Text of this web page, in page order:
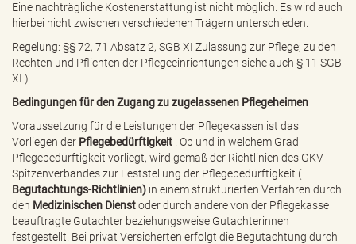
Eine nachträgliche Kostenerstattung ist nicht möglich. Es wird auch
hierbei nicht zwischen verschiedenen Trägern unterschieden.
Regelung: §§ 72, 71 Absatz 2, SGB XI Zulassung zur Pflege; zu den
Rechten und Pflichten der Pflegeeinrichtungen siehe auch § 11 SGB
XI )
Bedingungen für den Zugang zu zugelassenen Pflegeheimen
Voraussetzung für die Leistungen der Pflegekassen ist das
Vorliegen der Pflegebedürftigkeit . Ob und in welchem Grad
Pflegebedürftigkeit vorliegt, wird gemäß der Richtlinien des GKV-
Spitzenverbandes zur Feststellung der Pflegebedürftigkeit (
Begutachtungs-Richtlinien) in einem strukturierten Verfahren durch
den Medizinischen Dienstoder durch andere von der Pflegekasse
beauftragte Gutachter beziehungsweise Gutachterinnen
festgestellt. Bei privat Versicherten erfolgt die Begutachtung durch